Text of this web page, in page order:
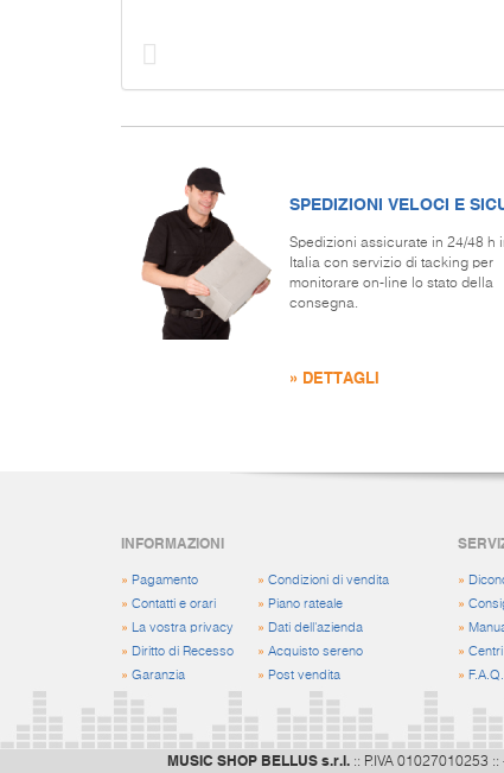
SPEDIZIONI VELOCI E
Spedizioni assicurate in 24/48 h
Italia con servizio di tacking per
monitorare on-line lo stato della
consegna.
» DETTAGLI
INFORMAZIONI
» Pagamento
» Contatti e orari
»
La vostra privacy
» Diritto di Recesso
» Garanzia
» Condizioni di vendita
» Piano rateale
» Dati dell'azienda
» Acquisto sereno
» Post vendita
»
»
»
»
» F.A.Q.
MUSIC SHOP BELLUS s.r.l.:: P.IVA 01027010253